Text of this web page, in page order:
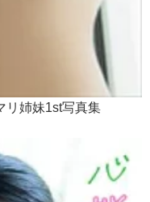
リ姉妹1st写真集